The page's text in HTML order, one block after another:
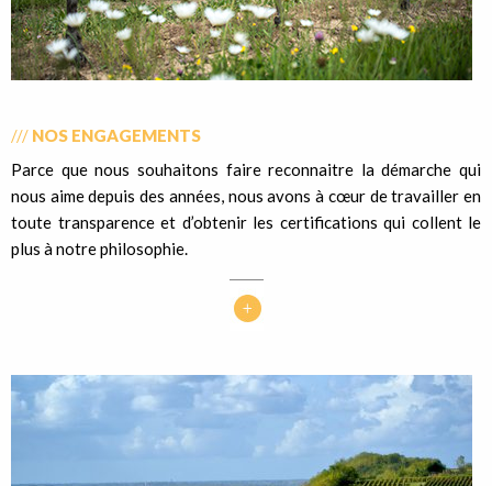
/// NOS ENGAGEMENTS
Parce que nous souhaitons faire reconnaitre la démarche qui
nous aime depuis des années, nous avons à cœur de travailler en
toute transparence et d’obtenir les certifications qui collent le
plus à notre philosophie.